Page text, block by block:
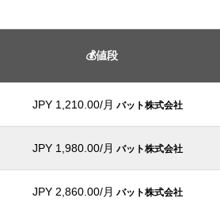
💰値段
JPY 1,210.00/月 バット株式会社
JPY 1,980.00/月 バット株式会社
JPY 2,860.00/月 バット株式会社